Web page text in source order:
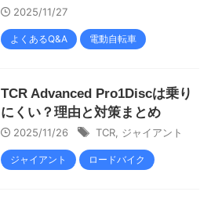
2025/11/27
よくあるQ&A 電動自転車
TCR Advanced Pro1Discは乗り
にくい？理由と対策まとめ
2025/11/26 TCR ジャイアント
ジャイアント ロードバイク